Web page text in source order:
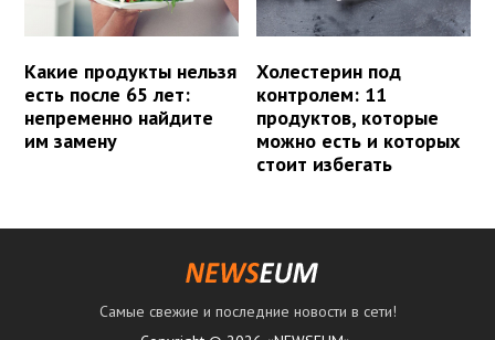
Какие продукты нельзя
есть после 65 лет:
непременно найдите
им замену
Холестерин под
контролем: 11
продуктов, которые
можно есть и которых
стоит избегать
Самые свежие и последние новости в сети!